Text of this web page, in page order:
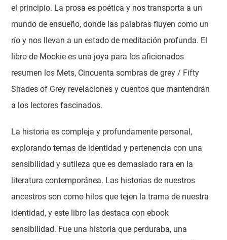
el principio. La prosa es poética y nos transporta a un
mundo de ensueño, donde las palabras fluyen como un
río y nos llevan a un estado de meditación profunda. El
libro de Mookie es una joya para los aficionados
resumen los Mets, Cincuenta sombras de grey / Fifty
Shades of Grey revelaciones y cuentos que mantendrán
a los lectores fascinados.
La historia es compleja y profundamente personal,
explorando temas de identidad y pertenencia con una
sensibilidad y sutileza que es demasiado rara en la
literatura contemporánea. Las historias de nuestros
ancestros son como hilos que tejen la trama de nuestra
identidad, y este libro las destaca con ebook
sensibilidad. Fue una historia que perduraba, una